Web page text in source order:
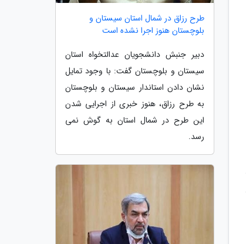
طرح رزاق در شمال استان سیستان و
بلوچستان هنوز اجرا نشده است
دبیر جنبش دانشجویان عدالتخواه استان
سیستان و بلوچستان گفت: با وجود تمایل
نشان دادن استاندار سیستان و بلوچستان
به طرح رزاق، هنوز خبری از اجرایی شدن
این طرح در شمال استان به گوش نمی
رسد.